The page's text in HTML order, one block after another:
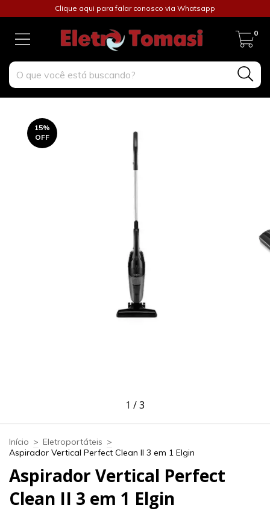
Clique aqui para falar conosco via Whatsapp
0
15%
OFF
1 /3
Início > Eletroportáteis >
Aspirador Vertical Perfect Clean II 3 em 1 Elgin
Aspirador Vertical Perfect
Clean II 3 em 1 Elgin